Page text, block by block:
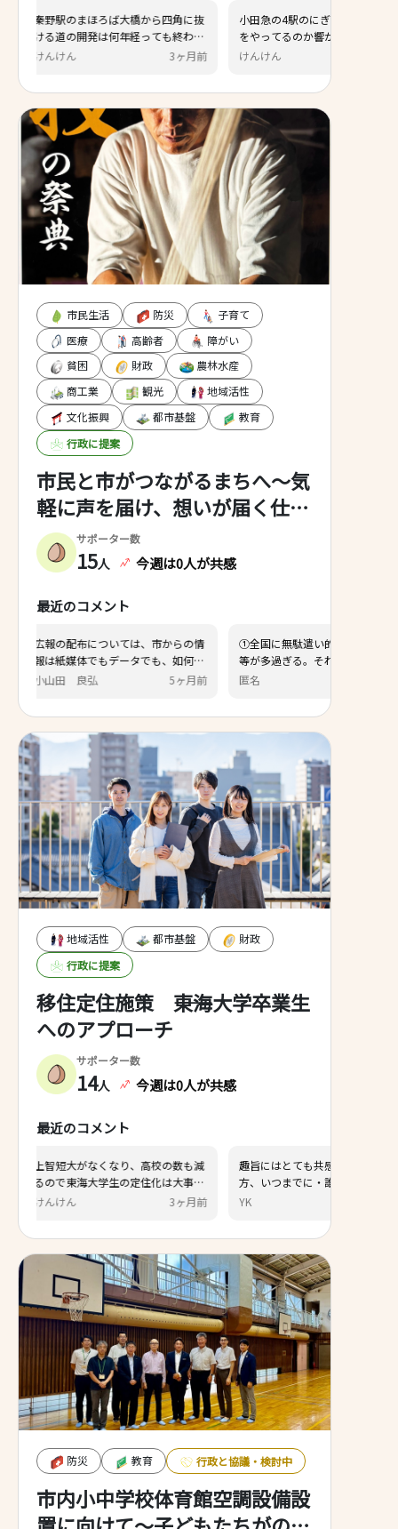
ば大橋から四角に抜
何年経っても終わら
しょう。スピード
3ヶ月前
小田急の4駅のにぎわい創出はなに
をやってるのか響かない。 若者があ
つまるラウンドワン、ボーリング、
の誘致を進めて欲しい。中学生以上
の学生は市内で買い物や遊ぶことを
する場所がイオン以外にないので、
若者は秦野から離れていく。
けんけん 3ヶ月前
市民生活 防災
子育て
医療
高齢者
障がい
貧困
財政
農林水産
商工業
観光
地域活性
文化振興
都市基盤
教育
行政に提案
市民と市がつながるまちへ～気
軽に声を届け、想いが届く仕組
みづくり～
サポーター数
15人 今週は0人が共感
最近のコメント
いては、市からの情
データでも、如何に
ることができるか
う、働きかけをし
用と解体のそれぞ
めていき、危険な
、解体費用の補助
創設し、管理不全
ていく予定です。
5ヶ月前
①全国に無駄遣い的に空き家と廃墟
等が多過ぎる。それを解体して日本
が綺麗になって欲しい。②自然破壊
地域活性 都市基盤
財政
行政に提案
移住定住施策 ――東海大学卒業生
へのアプローチ
サポーター数
14人 今週は0人が共感
最近のコメント
なり、高校の数も減
生の定住化は大事だ
援してます。3ヶ月前
趣旨にはとても共感しました。他
方、いつまでに・誰が・どのような
スキームで、何を優先して進めてい
しく示していただけると、より応援
しやすくなると感じました。
防災 教育 行政と協議・検討中
市内小中学校体育館空調設備設